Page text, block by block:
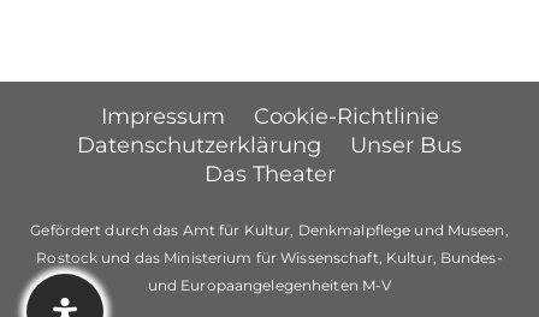
Impressum
Cookie-Richtlinie
Datenschutzerklärung
Unser Bus
Das Theater
Gefördert durch das Amt für Kultur, Denkmalpflege und Museen,
Rostock und das Ministerium für Wissenschaft, Kultur, Bundes-
und Europaangelegenheiten M-V